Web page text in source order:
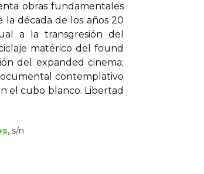
obras fundamentales
década de los años 20
a la transgresión del
matérico del found
del expanded cinema;
contemplativo
el cubo blanco. Libertad
, s/n